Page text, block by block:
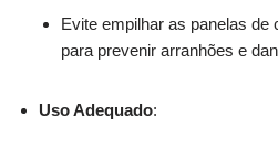
Evite empilhar as panelas de
para prevenir arranhões e
Uso Adequado: